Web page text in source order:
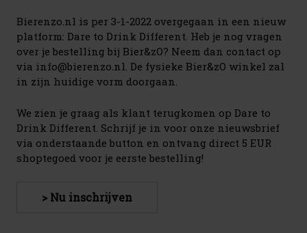
Bierenzo.nl is per 3-1-2022 overgegaan in een nieuw
platform: Dare to Drink Different. Heb je nog vragen
over je bestelling bij Bier&zO? Neem dan contact op
via info@bierenzo.nl. De fysieke Bier&zO winkel zal
in zijn huidige vorm doorgaan.
We zien je graag als klant terugkomen op Dare to
Drink Different. Schrijf je in voor onze nieuwsbrief
via onderstaande button en ontvang direct 5 EUR
shoptegoed voor je eerste bestelling!
> Nu inschrijven